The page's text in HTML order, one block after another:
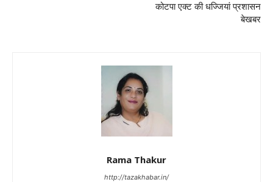
कोटपा एक्ट की धज्जियां प्रशासन
बेखबर
Rama Thakur
http://tazakhabar.in/